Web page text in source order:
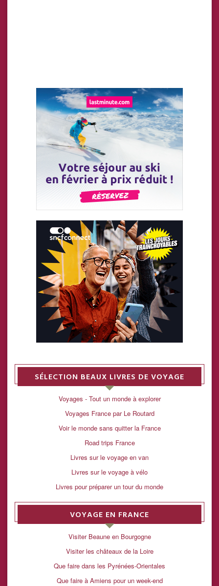
SÉLECTION BEAUX LIVRES DE VOYAGE
Voyages - Tout un monde à explorer
Voyages France par Le Routard
Voir le monde sans quitter la France
Road trips France
Livres sur le voyage en van
Livres sur le voyage à vélo
Livres pour préparer un tour du monde
VOYAGE EN FRANCE
Visiter Beaune en Bourgogne
Visiter les châteaux de la Loire
Que faire dans les Pyrénées-Orientales
Que faire à Amiens pour un week-end